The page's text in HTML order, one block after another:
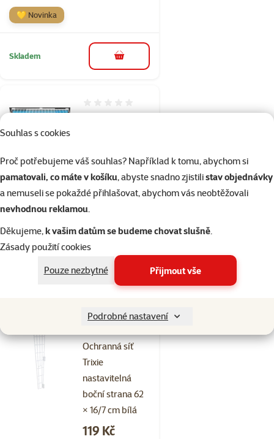
Souhlas s cookies
Proč potřebujeme váš souhlas? Například k tomu, abychom si
pamatovali, co máte v košíku, abyste snadno zjistilistav objednávky
a nemuseli se pokaždé přihlašovat, abychom vás neobtěžovali
nevhodnou reklamou.
Děkujeme,k vašim datům se budeme chovat slušně.
Zásady použití cookies
Pouze nezbytné
Přijmout vše
Podrobné nastavení
💛 Novinka
Skladem do košíku
horní a spodní
část 75–125 × 16
cm bílá
💛 Novinka
do košíku
Ochranná síť
Trixie
nastavitelná
boční strana 62
× 16/7 cm bílá
Hodnocení 0%
Cena
119 Kč